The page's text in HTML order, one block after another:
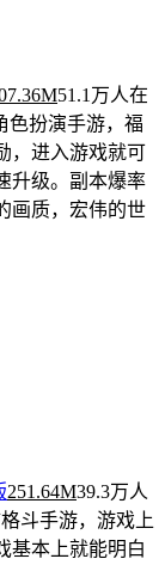
51.1万人在
色扮演手游，福
，进入游戏就可
升级。副本爆率
画质，宏伟的世
251.64M39.3万人
斗手游，游戏上
基本上就能明白